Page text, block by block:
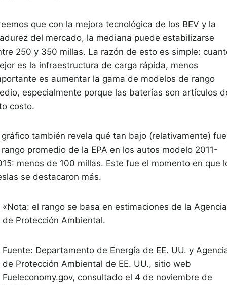
que con la mejora tecnológica de los BEV y la
del mercado, la mediana puede estabilizarse
250 y 350 millas. La razón de esto es simple:
es la infraestructura de carga rápida, menos
es aumentar la gama de modelos de rango
especialmente porque las baterías son artículos
costo.
gráfico también revela qué tan bajo (relativamente) fue
promedio de la EPA en los autos modelo 2011-
menos de 100 millas. Este fue el momento en que
se destacaron más.
«Nota: el rango se basa en estimaciones de la Agencia
de Protección Ambiental.
Fuente: Departamento de Energía de EE. UU. y
de Protección Ambiental de EE. UU., sitio web
Fueleconomy.gov, consultado el 4 de noviembre de